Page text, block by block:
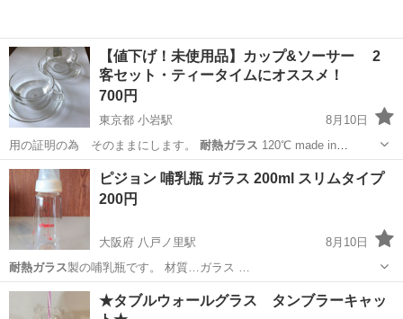
【値下げ！未使用品】カップ&ソーサー 2
客セット・ティータイムにオススメ！
700円
東京都 小岩駅
8月10日
用の証明の為 そのままにします。 耐熱ガラス 120℃ made in
Germ…
東京 江戸川区 小岩駅 食器
ピジョン 哺乳瓶 ガラス 200ml スリムタイプ
200円
大阪府 八戸ノ里駅
8月10日
耐熱ガラス製の哺乳瓶です。 材質…ガラス …
大阪 東大阪市 八戸ノ里駅 ベビー用品 哺乳瓶
★タブルウォールグラス タンブラーキャッ